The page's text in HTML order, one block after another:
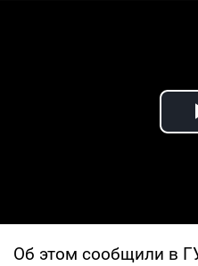
Об этом сообщили в